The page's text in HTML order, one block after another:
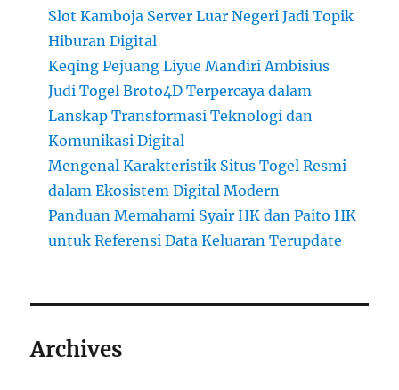
Slot Kamboja Server Luar Negeri Jadi Topik
Hiburan Digital
Keqing Pejuang Liyue Mandiri Ambisius
Judi Togel Broto4D Terpercaya dalam
Lanskap Transformasi Teknologi dan
Komunikasi Digital
Mengenal Karakteristik Situs Togel Resmi
dalam Ekosistem Digital Modern
Panduan Memahami Syair HK dan Paito HK
untuk Referensi Data Keluaran Terupdate
Archives